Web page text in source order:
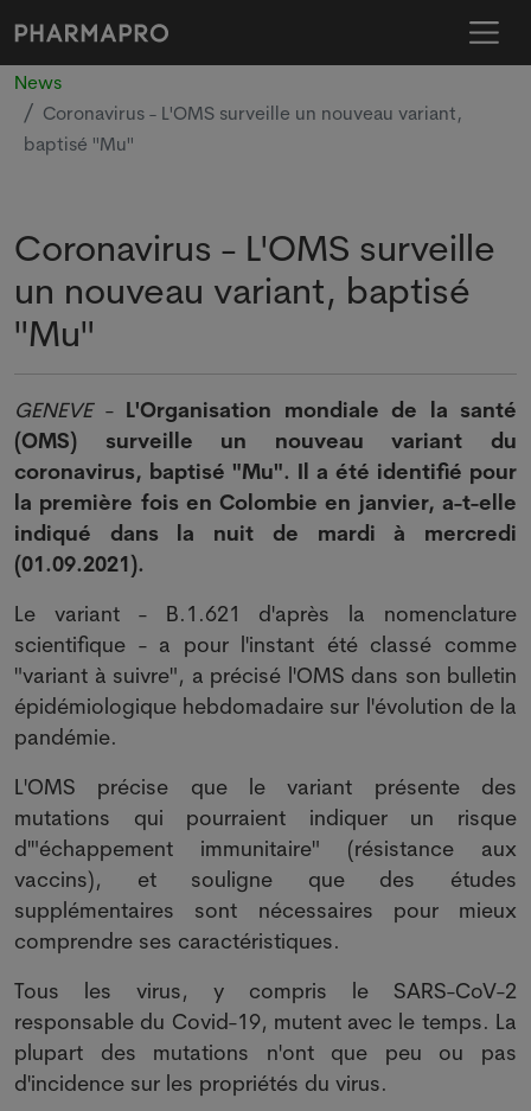
News
Coronavirus - L'OMS surveille un nouveau variant,
baptisé "Mu"
Coronavirus - L'OMS surveille
un nouveau variant, baptisé
"Mu"
GENEVE- L'Organisation mondiale de la santé
(OMS) surveille un nouveau variant du
coronavirus, baptisé "Mu". Il a été identifié pour
la première fois en Colombie en janvier, a-t-elle
indiqué dans la nuit de mardi à mercredi
(01.09.2021).
Le variant - B.1.621 d'après la nomenclature
scientifique - a pour l'instant été classé comme
"variant à suivre", a précisé l'OMS dans son bulletin
épidémiologique hebdomadaire sur l'évolution de la
pandémie.
L'OMS précise que le variant présente des
mutations qui pourraient indiquer un risque
d'"échappement immunitaire" (résistance aux
vaccins), et souligne que des études
supplémentaires sont nécessaires pour mieux
comprendre ses caractéristiques.
Tous les virus, y compris le SARS-CoV-2
responsable du Covid-19, mutent avec le temps. La
plupart des mutations n'ont que peu ou pas
d'incidence sur les propriétés du virus.